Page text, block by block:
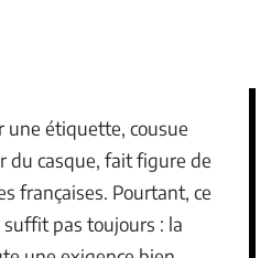
une étiquette, cousue
du casque, fait figure de
françaises. Pourtant, ce
pas toujours : la